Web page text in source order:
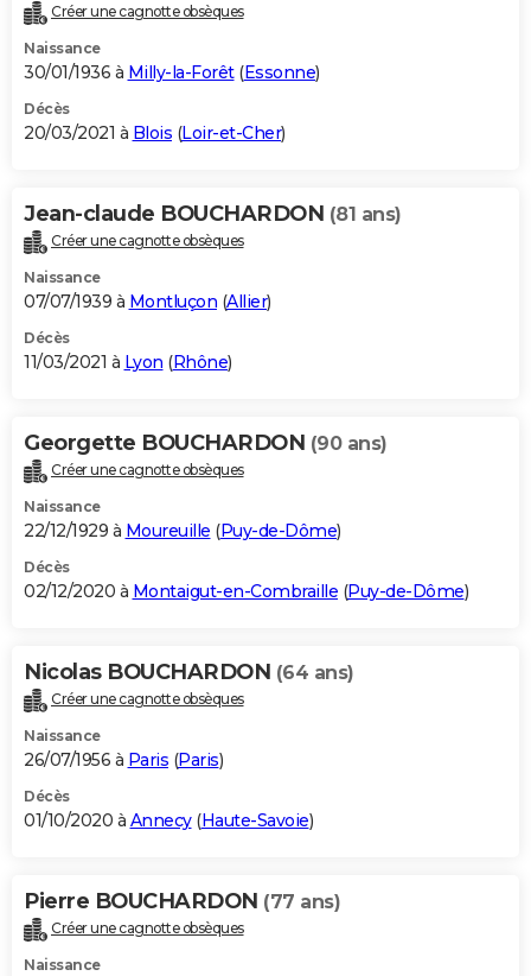
Créer une cagnotte obsèques
Naissance
30/01/1936 à Milly-la-Forêt(Essonne)
Décès
20/03/2021 à Blois (Loir-et-Cher)
Jean-claude BOUCHARDON (81 ans)
Créer une cagnotte obsèques
Naissance
07/07/1939 à Montluçon (Allier)
Décès
11/03/2021 à Lyon (Rhône)
Georgette BOUCHARDON (90 ans)
Créer une cagnotte obsèques
Naissance
22/12/1929 à Moureuille (Puy-de-Dôme)
Décès
02/12/2020 à Montaigut-en-Combraille (Puy-de-Dôme)
Nicolas BOUCHARDON (64 ans)
Créer une cagnotte obsèques
Naissance
26/07/1956 à Paris (Paris)
Décès
01/10/2020 à Annecy(Haute-Savoie)
Pierre BOUCHARDON (77 ans)
Créer une cagnotte obsèques
Naissance